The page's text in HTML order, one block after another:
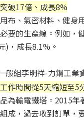
破17億、成長8%
布、氣密材料、健身
要的生產線。例如
)，成長8.1%。
般組李明祥-力鋼工業
作時間從5天縮短至5
為輸電鐵塔。2015
成，過去收到訂單，